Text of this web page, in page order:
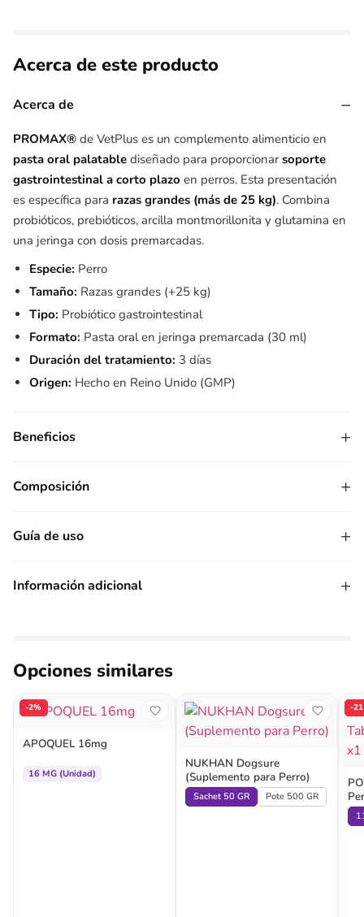
Acerca de este producto
Acerca de −
PROMAX® de VetPlus es un complemento alimenticio en
pasta oral palatable diseñado para proporcionar soporte
gastrointestinal a corto plazo en perros. Esta presentación
es específica para razas grandes (más de 25 kg). Combina
probióticos, prebióticos, arcilla montmorillonita y glutamina en
una jeringa con dosis premarcadas.
Especie: Perro
Tamaño: Razas grandes (+25 kg)
Tipo: Probiótico gastrointestinal
Formato: Pasta oral en jeringa premarcada (30 ml)
Duración del tratamiento: 3 días
Origen: Hecho en Reino Unido (GMP)
Beneficios +
Composición +
Guía de uso +
Información adicional +
Opciones similares
-2%
APOQUEL 16mg
16 MG (Unidad)
NUKHAN Dogsure
(Suplemento para Perro)
Sachet 50 GR Pote 500 GR
-